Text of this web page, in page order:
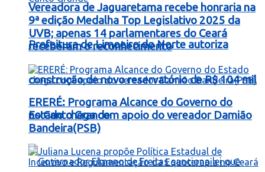
Prefeitura de Limoeiro do Norte autoriza
construção de novo reservatório de R$ 104 mil
no Canto Grande
Vereadora de Jaguaretama recebe honraria na
9ª edição Medalha Top Legislativo 2025 da
UVB; apenas 14 parlamentares do Ceará
receberam o reconhecimento
ERERÉ: Programa Alcance do Governo do
Estado chega com apoio do vereador Damião
Bandeira(PSB)